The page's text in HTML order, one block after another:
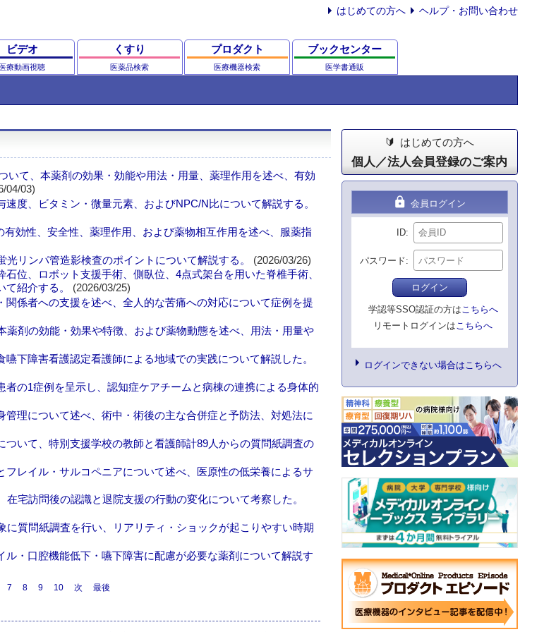
はじめての方へ ヘルプ・お問い合わせ
ビデオ
医療動画視聴
くすり
医薬品検索
プロダクト
医療機器検索
ブックセンター
医学書通販
て、本薬剤の効果・効能や用法・用量、薬理作用を述べ、有効
04/03)
度、ビタミン・微量元素、およびNPC/N比について解説する。
効性、安全性、薬理作用、および薬物相互作用を述べ、服薬指
リンパ管造影検査のポイントについて解説する。
(2026/03/26)
位、ロボット支援手術、側臥位、4点式架台を用いた脊椎手術、
紹介する。
(2026/03/25)
係者への支援を述べ、全人的な苦痛への対応について症例を提
剤の効能・効果や特徴、および薬物動態を述べ、用法・用量や
下障害看護認定看護師による地域での実践について解説した。
の1症例を呈示し、認知症ケアチームと病棟の連携による身体的
理について述べ、術中・術後の主な合併症と予防法、対処法に
いて、特別支援学校の教師と看護師計89人からの質問紙調査の
レイル・サルコペニアについて述べ、医原性の低栄養によるサ
宅訪問後の認識と退院支援の行動の変化について考察した。
質問紙調査を行い、リアリティ・ショックが起こりやすい時期
・口腔機能低下・嚥下障害に配慮が必要な薬剤について解説す
7 8 9 10 次 最後
はじめての方へ
個人／法人会員登録のご案内
lock 会員ログイン
ID
パスワード
ログイン
学認等SSO認証の方はこちらへ
リモートログインはこちらへ
ログインできない場合はこちらへ